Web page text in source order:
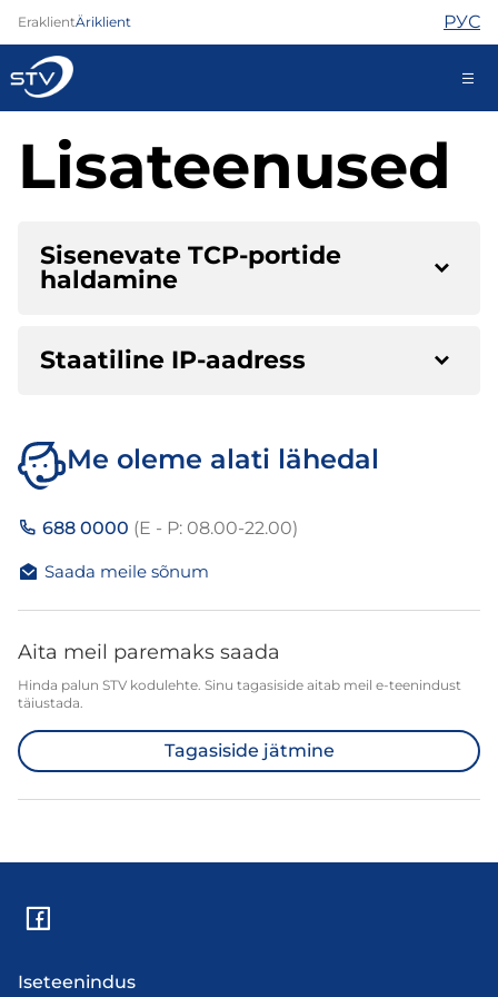
EraklientÄriklient РУС
kontakt@stv.ee
Iseteenindus
Internet
Turvateenused
Kontaktid
Uudised
Lisateenused
Sisenevate TCP-portide
haldamine
Staatiline IP-aadress
Me oleme alati lähedal
688 0000 (E - P: 08.00-22.00)
Saada meile sõnum
Aita meil paremaks saada
Hinda palun STV kodulehte. Sinu tagasiside aitab meil e-teenindust
täiustada.
Tagasiside jätmine
Iseteenindus